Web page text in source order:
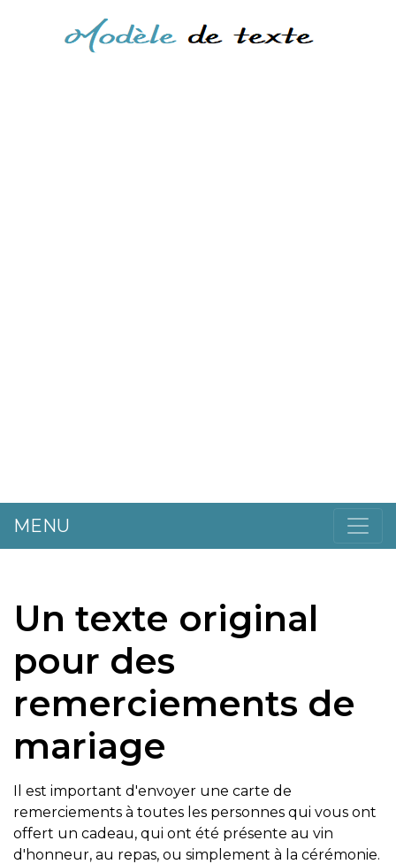
MENU
Un texte original
pour des
remerciements de
mariage
Il est important d'envoyer une carte de
remerciements à toutes les personnes qui vous ont
offert un cadeau, qui ont été présente au vin
d'honneur, au repas, ou simplement à la cérémonie.